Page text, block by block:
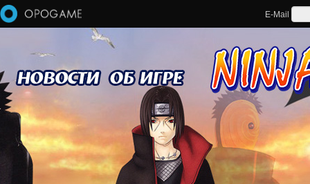
Перейти к основному содержанию
E-Mail